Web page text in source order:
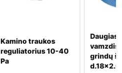
Kamino traukos
reguliatorius 10-40
Pa
vamzdis
grindų
d.18×2.0